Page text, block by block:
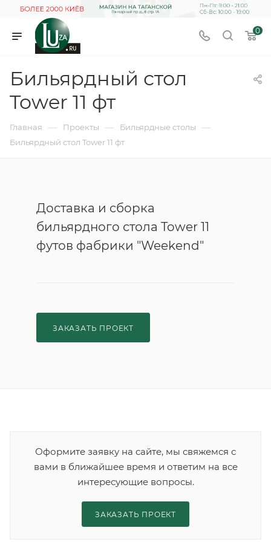
0
Бильярдный стол
Tower 11 фт
Главная — Проекты — Бильярдные столы —
Бильярдный стол Tower 11 фт
Доставка и сборка
бильярдного стола Tower 11
футов фабрики "Weekend"
ЗАКАЗАТЬ ПРОЕКТ
Оформите заявку на сайте, мы свяжемся с
вами в ближайшее время и ответим на все
интересующие вопросы.
ЗАКАЗАТЬ ПРОЕКТ